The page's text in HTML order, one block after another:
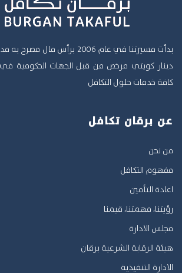
دينار كويتي مرخص من قبل الجهات الحكومية في
كافة خدمات حلول التكافل
عن برقان تكافل
من نحن
مفهوم التكافل
اعادة التأمين
رؤيتنا، مهمتنا، قيمنا
مجلس الادارة
هيئة الرقابة الشرعية برقان
الادارة التنفيذية